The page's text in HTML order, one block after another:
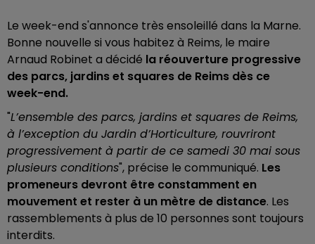
Le week-end s'annonce très ensoleillé dans la Marne.
Bonne nouvelle si vous habitez à Reims, le maire
Arnaud Robinet a décidé la réouverture progressive
des parcs, jardins et squares de Reims dès ce
week-end.
"L’ensemble des parcs, jardins et squares de Reims,
à l’exception du Jardin d’Horticulture, rouvriront
progressivement à partir de ce samedi 30 mai sous
plusieurs conditions", précise le communiqué. Les
promeneurs devront être constamment en
mouvement et rester à un mètre de distance. Les
rassemblements à plus de 10 personnes sont toujours
interdits.